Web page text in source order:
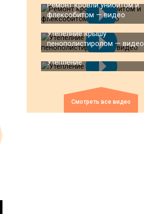
Ремонт кровли унибитом и
флексобитом — видео
Утепелние крышу
пенополистиролом — видео
Утепление
Смотреть все видео